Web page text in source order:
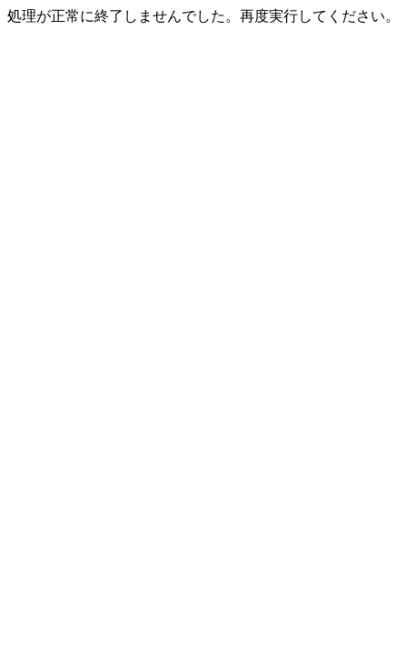
処理が正常に終了しませんでした。再度実行してください。